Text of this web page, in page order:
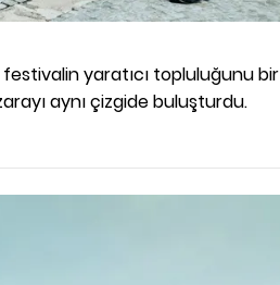
yaratıcı topluluğunu bir
aynı çizgide buluşturdu.